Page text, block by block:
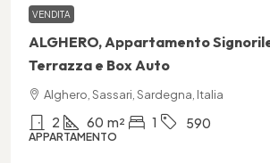
VENDITA
ALGHERO, Appartamento
Terrazza e Box Auto
Alghero, Sassari, Sardegna, Italia
2 60 m² 1 590
APPARTAMENTO